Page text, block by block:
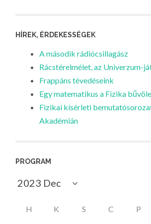
HÍREK, ÉRDEKESSÉGEK
A második rádiócsillagász
Rácstérelmélet, az Univerzum-
Frappáns tévedéseink
Egy matematikus a Fizika
Fizikai kísérleti
Akadémián
PROGRAM
H K S C P